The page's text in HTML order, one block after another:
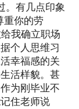
。有几点印象
重你的劳
我确立职场
个人思维习
幸福感的关
活样貌。甚
为刚毕业不
住老师说